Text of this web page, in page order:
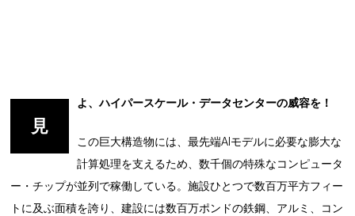
見
よ、ハイパースケール・データセンターの威容を！
この巨大構造物には、最先端AIモデルに必要な膨大な
計算処理を支えるため、数千個の特殊なコンピュータ
ー・チップが並列で稼働している。施設ひとつで数百万平方フィー
トに及ぶ面積を誇り、建設には数百万ポンドの鉄鋼、アルミ、コン